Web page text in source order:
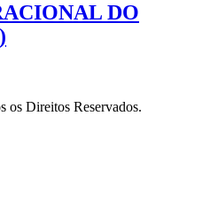
DO
os Direitos Reservados.